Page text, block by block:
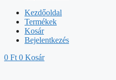
Kezdőoldal
Termékek
Kosár
Bejelentkezés
0 Ft 0 Kosár